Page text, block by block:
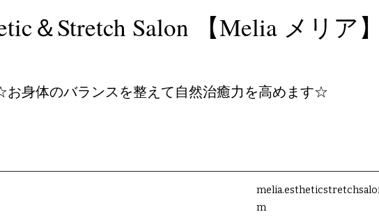
＆Stretch Salon 【Melia メリア
身体のバランスを整えて自然治癒力を高めます☆
m